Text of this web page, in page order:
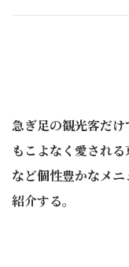
急ぎ足の観光客だ
もこよなく愛され
など個性豊かなメ
紹介する。